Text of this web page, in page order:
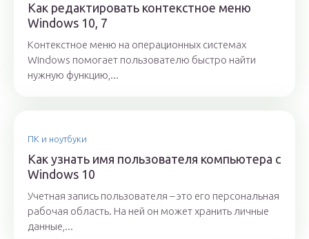
Как редактировать контекстное меню
Windows 10, 7
Контекстное меню на операционных системах
Windows помогает пользователю быстро найти
нужную функцию,...
ПК и ноутбуки
Как узнать имя пользователя компьютера с
Windows 10
Учетная запись пользователя – это его персональная
рабочая область. На ней он может хранить личные
данные,...